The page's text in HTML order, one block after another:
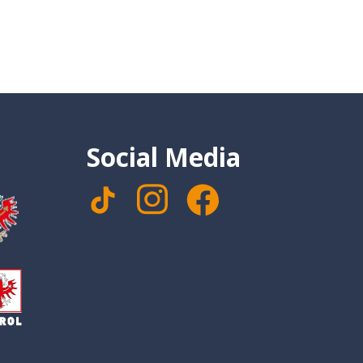
Social Media